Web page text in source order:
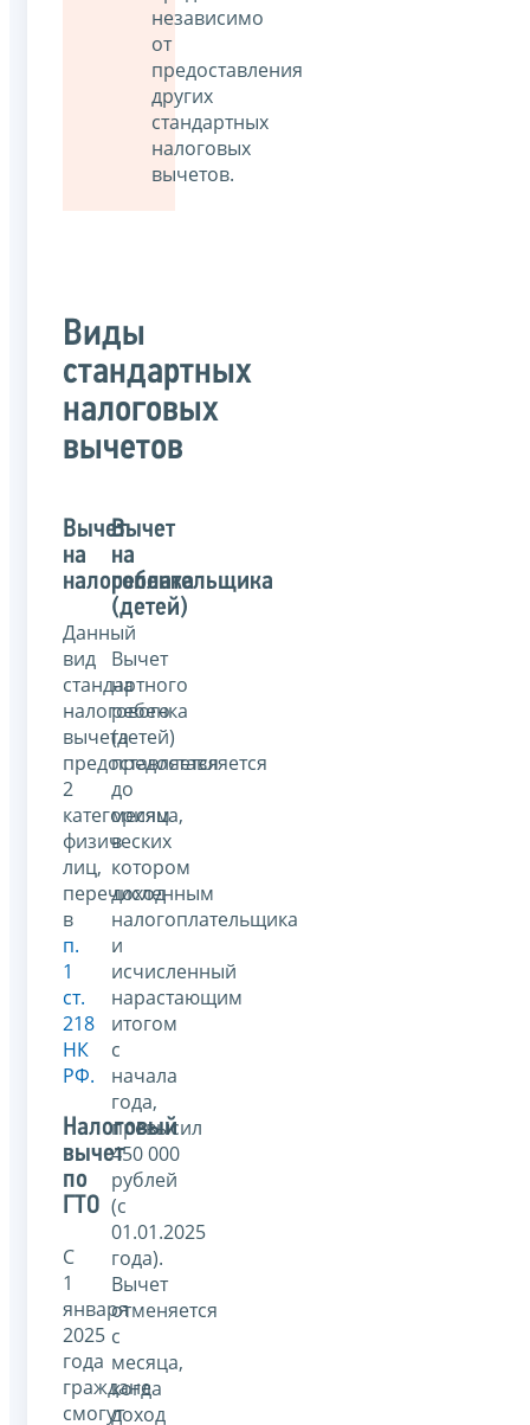
независимо
от
предоставления
других
стандартных
налоговых
вычетов.
Виды
стандартных
налоговых
вычетов
Вычет
на
налогоплательщика
Данный
вид
стандартного
налогового
вычета
предоставляется
2
категориям
физических
лиц,
перечисленным
в
п.
1
ст.
218
НК
РФ.
Налоговый
вычет
по
ГТО
С
1
января
2025
года
граждане
смогут
Вычет
на
ребенка
(детей)
Вычет
на
ребенка
(детей)
предоставляется
до
месяца,
в
котором
доход
налогоплательщика
и
исчисленный
нарастающим
итогом
с
начала
года,
превысил
450 000
рублей
(с
01.01.2025
года).
Вычет
отменяется
с
месяца,
когда
доход